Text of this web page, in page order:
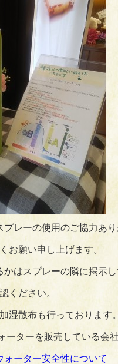
レーの使用のご協力あり
お願い申し上げます。
はスプレーの隣に掲示
ください。
湿散布も行っております。
ターを販売している会
ォーター安全性について